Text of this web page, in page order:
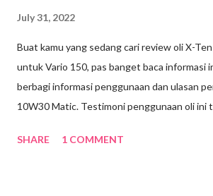
July 31, 2022
Buat kamu yang sedang cari review oli X-
untuk Vario 150, pas banget baca informasi
berbagi informasi penggunaan dan ulasan
10W30 Matic. Testimoni penggunaan oli ini
Vario 150 keluaran tahun 2018. Untuk
SHARE 1 COMMENT